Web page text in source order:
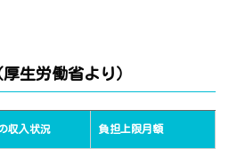
生労働省より）
収入状況 負担上限月額